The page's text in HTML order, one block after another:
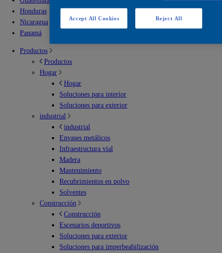
Honduras
Nicaragua
Panamá
Productos
Productos
Hogar
Hogar
Soluciones para interior
Soluciones para exterior
industrial
industrial
Envases metálicos
Infraestructura vial
Madera
Mantenimiento
Recubrimientos en polvo
Solventes
Construcción
Construcción
Escenarios deportivos
Soluciones para exterior
Soluciones para imperbeabilización
Reject All
Accept All Cookies